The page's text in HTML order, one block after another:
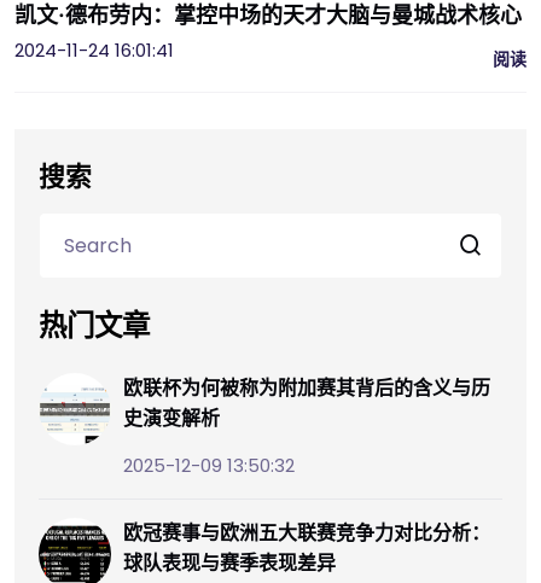
凯文·德布劳内：掌控中场的天才大脑与曼城战术核心
2024-11-24 16:01:41
阅读
搜索
热门文章
欧联杯为何被称为附加赛其背后的含义与历
史演变解析
2025-12-09 13:50:32
欧冠赛事与欧洲五大联赛竞争力对比分析：
球队表现与赛季表现差异